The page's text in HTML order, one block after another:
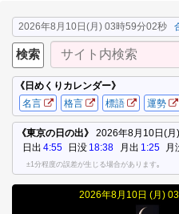
2026年8月10日(月) 03時59分03秒